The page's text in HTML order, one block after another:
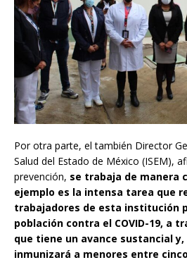
Por otra parte, el también Director
Salud del Estado de México (ISEM),
prevención, se trabaja de manera
ejemplo es la intensa tarea que
trabajadores de esta institución
población contra el COVID-19, a
que tiene un avance sustancial
inmunizará a menores entre